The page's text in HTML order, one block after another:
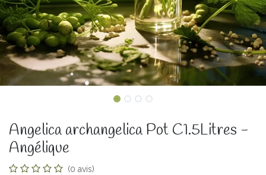
Angelica archangelica Pot C1.5Litres -
Angélique
(0 avis)